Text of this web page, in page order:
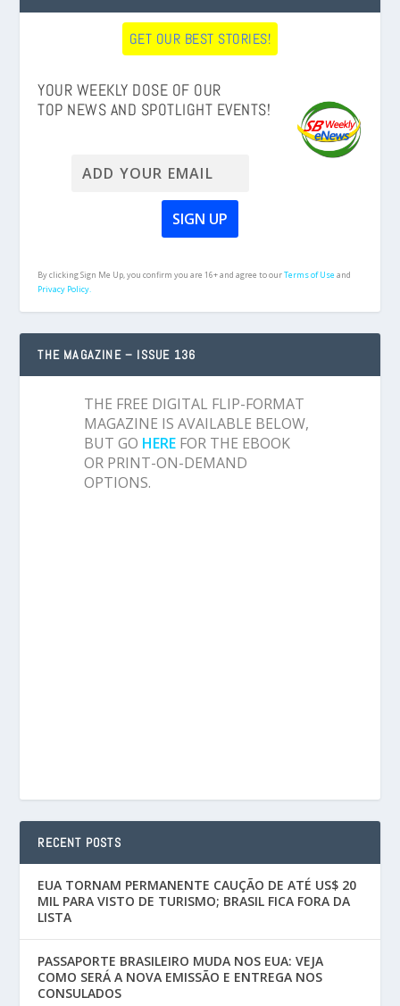
GET OUR BEST STORIES!
YOUR WEEKLY DOSE OF OUR
TOP NEWS AND SPOTLIGHT EVENTS!
By clicking Sign Me Up, you confirm you are 16+ and agree to ourTerms of Useand
Privacy Policy.
THE MAGAZINE – ISSUE 136
THE FREE DIGITAL FLIP-FORMAT
MAGAZINE IS AVAILABLE BELOW,
BUT GO HERE FOR THE EBOOK
OR PRINT-ON-DEMAND
OPTIONS.
RECENT POSTS
EUA TORNAM PERMANENTE CAUÇÃO DE ATÉ US$ 20
MIL PARA VISTO DE TURISMO; BRASIL FICA FORA DA
LISTA
PASSAPORTE BRASILEIRO MUDA NOS EUA: VEJA
COMO SERÁ A NOVA EMISSÃO E ENTREGA NOS
CONSULADOS